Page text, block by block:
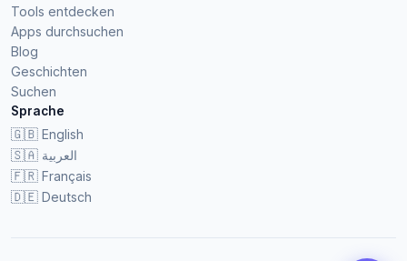
Tools entdecken
Apps durchsuchen
Blog
Geschichten
Suchen
Sprache
🇬🇧 English
🇸🇦 العربية
🇫🇷 Français
🇩🇪 Deutsch